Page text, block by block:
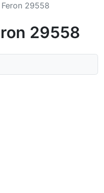
29558
29558